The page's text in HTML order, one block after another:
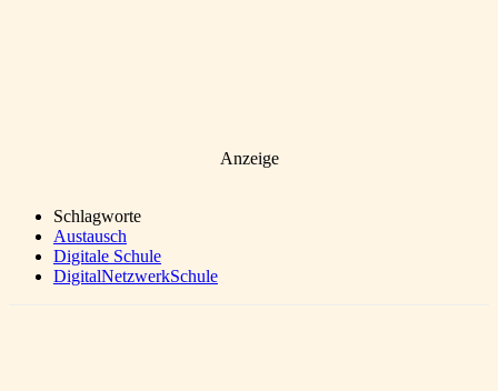
Anzeige
Schlagworte
Austausch
Digitale Schule
DigitalNetzwerkSchule